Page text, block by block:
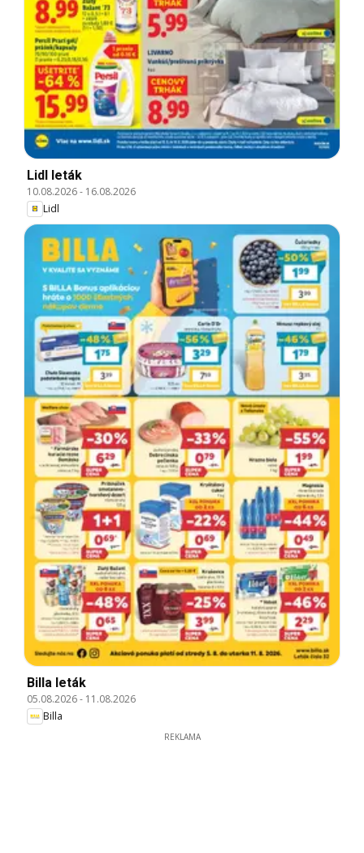
Lidl leták
10.08.2026- 16.08.2026
Lidl
Billa leták
05.08.2026- 11.08.2026
Billa
REKLAMA